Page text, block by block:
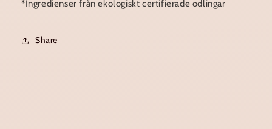
*Ingredienser från ekologiskt certifierade odlingar
Share